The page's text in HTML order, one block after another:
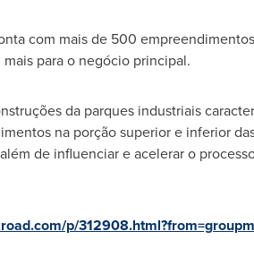
com mais de 500
para o negócio principal.
da parques industriais
na porção superior e inferior
de influenciar e acelerar o
p/